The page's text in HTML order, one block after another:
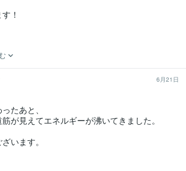
！
6月21日
たあと、
が見えてエネルギーが沸いてきました。